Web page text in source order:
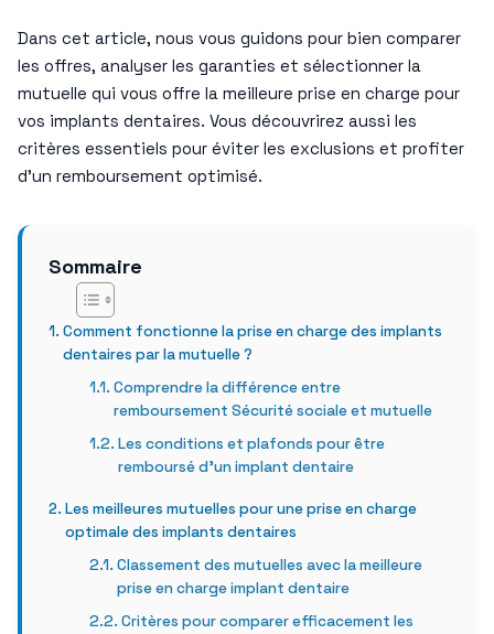
Dans cet article, nous vous guidons pour bien comparer
les offres, analyser les garanties et sélectionner la
mutuelle qui vous offre la meilleure prise en charge pour
vos implants dentaires. Vous découvrirez aussi les
critères essentiels pour éviter les exclusions et profiter
d’un remboursement optimisé.
Sommaire
Comment fonctionne la prise en charge des implants
dentaires par la mutuelle ?
Comprendre la différence entre
remboursement Sécurité sociale et mutuelle
Les conditions et plafonds pour être
remboursé d’un implant dentaire
Les meilleures mutuelles pour une prise en charge
optimale des implants dentaires
Classement des mutuelles avec la meilleure
prise en charge implant dentaire
Critères pour comparer efficacement les